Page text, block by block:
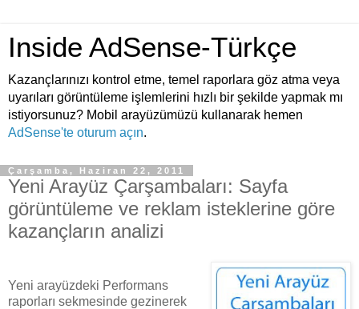
Inside AdSense-Türkçe
Kazançlarınızı kontrol etme, temel raporlara göz atma veya
uyarıları görüntüleme işlemlerini hızlı bir şekilde yapmak mı
istiyorsunuz? Mobil arayüzümüzü kullanarak hemen
AdSense'te oturum açın.
Çarşamba, Haziran 22, 2011
Yeni Arayüz Çarşambaları: Sayfa
görüntüleme ve reklam isteklerine göre
kazançların analizi
Yeni arayüzdeki Performans
raporları sekmesinde gezinerek